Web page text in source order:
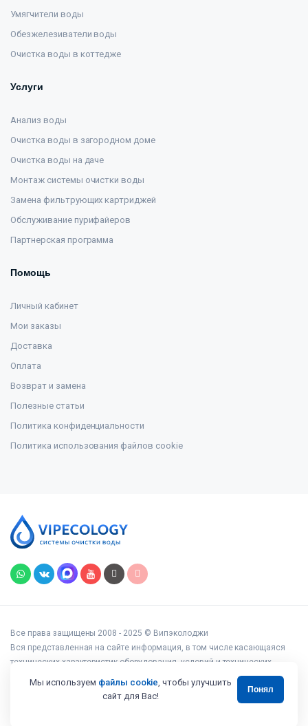
Умягчители воды
Обезжелезиватели воды
Очистка воды в коттедже
Услуги
Анализ воды
Очистка воды в загородном доме
Очистка воды на даче
Монтаж системы очистки воды
Замена фильтрующих картриджей
Обслуживание пурифайеров
Партнерская программа
Помощь
Личный кабинет
Мои заказы
Доставка
Оплата
Возврат и замена
Полезные статьи
Политика конфиденциальности
Политика использования файлов cookie
Все права защищены 2008 - 2025 © Випэколоджи
Вся представленная на сайте информация, в том числе касающаяся
технических характеристик оборудования, условий и технических
возможностей подключения, наличия на складе, стоимости товаров и
услуг, носит информационный характер и ни при каких условиях не
является публичной офертой, определяемой положениями статьи 437
Мы используем файлы cookie, чтобы улучшить
сайт для Вас!
Понял